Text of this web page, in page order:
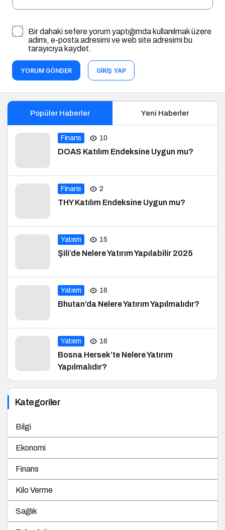
Bir dahaki sefere yorum yaptığımda kullanılmak üzere
adımı, e-posta adresimi ve web site adresimi bu
tarayıcıya kaydet.
YORUM GÖNDER GIRIŞ YAP
Popüler Haberler Yeni Haberler
Finans 10
DOAS Katılım Endeksine Uygun mu?
Finans 2
THY Katılım Endeksine Uygun mu?
Yatırım 15
Şili’de Nelere Yatırım Yapılabilir 2025
Yatırım 16
Bhutan’da Nelere Yatırım Yapılmalıdır?
Yatırım 16
Bosna Hersek’te Nelere Yatırım
Yapılmalıdır?
Kategoriler
Bilgi
Ekonomi
Finans
Kilo Verme
Sağlık